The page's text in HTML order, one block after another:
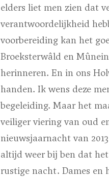
elders liet men zien dat
verantwoordelijkheid
voorbereiding kan het
Broeksterwâld en
herinneren. En in ons
handen. Ik wens deze
begeleiding. Maar het
veiliger viering van oud
nieuwsjaarnacht van
altijd weer bij ben dat
rustige nacht. Dames en